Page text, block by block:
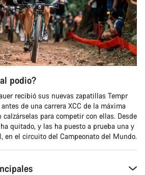
podio?
recibió sus nuevas zapatillas Tempr
de una carrera XCC de la máxima
para competir con ellas. Desde
quitado, y las ha puesto a prueba una y
en el circuito del Campeonato del Mundo.